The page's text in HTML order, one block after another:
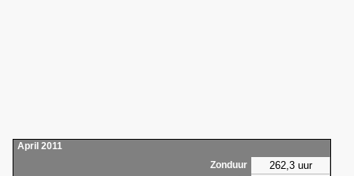
April 2011
Zonduur
262,3 uur